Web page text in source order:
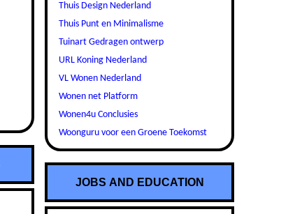
Thuis Design Nederland
Thuis Punt en Minimalisme
Tuinart Gedragen ontwerp
URL Koning Nederland
VL Wonen Nederland
Wonen net Platform
Wonen4u Conclusies
Woonguru voor een Groene Toekomst
JOBS AND EDUCATION